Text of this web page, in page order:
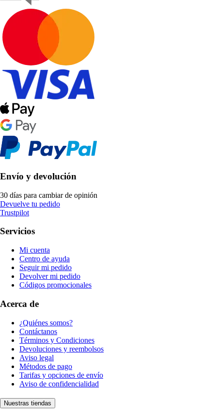
Envío y devolución
30 días para cambiar de opinión
Devuelve tu pedido
Trustpilot
Servicios
Mi cuenta
Centro de ayuda
Seguir mi pedido
Devolver mi pedido
Códigos promocionales
Acerca de
¿Quiénes somos?
Contáctanos
Términos y Condiciones
Devoluciones y reembolsos
Aviso legal
Métodos de pago
Tarifas y opciones de envío
Aviso de confidencialidad
Nuestras tiendas